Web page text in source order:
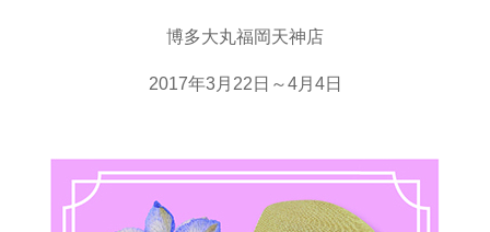
博多大丸福岡天神店
2017年3月22日～4月4日